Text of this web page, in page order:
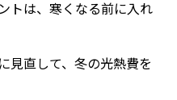
トは、寒くなる前に入れ
見直して、冬の光熱費を